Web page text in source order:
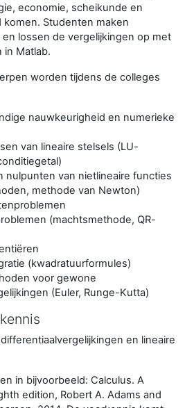
economie, scheikunde en
komen. Studenten maken
lossen de vergelijkingen op met
in Matlab.
worden tijdens de colleges
nauwkeurigheid en numerieke
van lineaire stelsels (LU-
nulpunten van nietlineaire functies
methode van Newton)
(machtsmethode, QR-
(kwadratuurformules)
voor gewone
(Euler, Runge-Kutta)
en lineaire
in bijvoorbeeld: Calculus. A
edition, Robert A. Adams and